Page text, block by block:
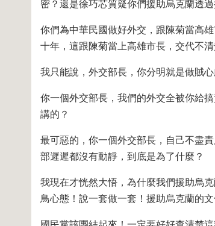
密？還是徐巧芯質疑你們援助烏克蘭透
你們為中華民國做好外交，跟陳菊當高
十年，這跟陳菊當上高雄市長，交代不
我只能說，外交部長，你分明就是做賊
你一個外交部長，我們的外交全被你給
講的？
最可惡的，你一個外交部長，自己不盡
部遲遲都沒有動靜，到底是為了什麼？
我現在才恍然大悟，為什麼我們援助烏
鳥心態！說一套做一套！援助烏克蘭的